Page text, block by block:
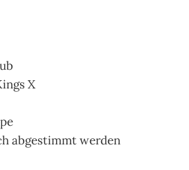
X
abgestimmt werden